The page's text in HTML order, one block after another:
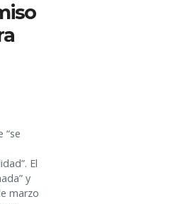
“se
El
y
marzo